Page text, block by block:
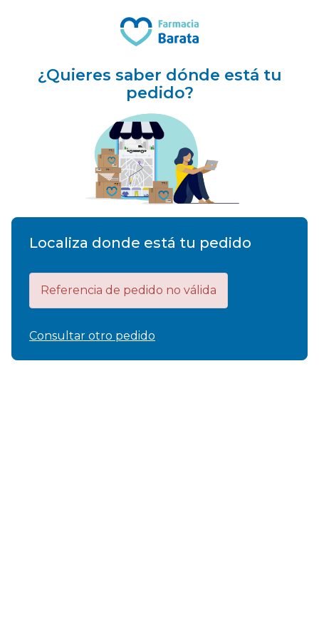
¿Quieres saber dónde está tu
pedido?
Localiza donde está tu pedido
Referencia de pedido no válida
Consultar otro pedido